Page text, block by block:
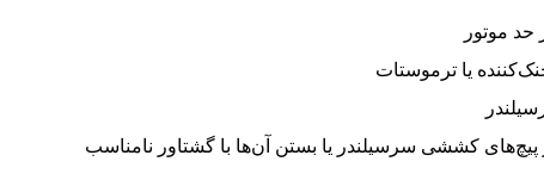
موتور
یا ترموستات
پیچ‌های کششی سرسیلندر یا بستن آن‌ها با گشتاور نامناسب